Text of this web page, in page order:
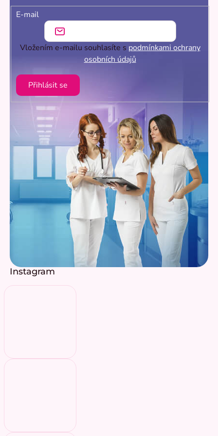
E-mail
Vložením e-mailu souhlasíte s podmínkami ochrany
osobních údajů
Přihlásit se
Instagram